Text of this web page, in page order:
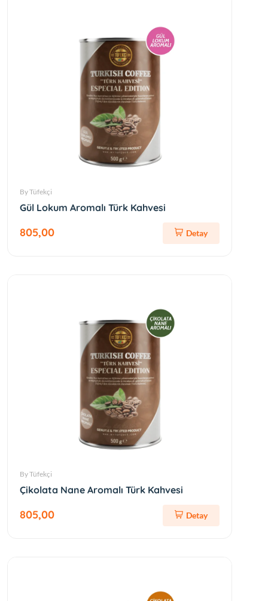
By Tüfekçi
Gül Lokum Aromalı Türk Kahvesi
805,00 Detay
By Tüfekçi
Çikolata Nane Aromalı Türk Kahvesi
805,00 Detay